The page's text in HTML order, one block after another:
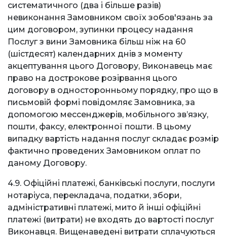
систематичного (два і більше разів)
невиконання Замовником своїх зобов'язань за
цим договором, зупинки процесу надання
Послуг з вини Замовника більш ніж на 60
(шістдесят) календарних днів з моменту
акцептування цього Договору, Виконавець має
право на дострокове розірвання цього
договору в односторонньому порядку, про що в
письмовій формі повідомляє Замовника, за
допомогою мессенджерів, мобільного зв’язку,
пошти, факсу, електронної пошти. В цьому
випадку вартість надання послуг складає розмір
фактично проведених Замовником оплат по
даному Договору.
4.9. Офіційні платежі, банківські послуги, послуги
нотаріуса, перекладача, податки, збори,
адміністративні платежі, мито й інші офіційні
платежі (витрати) не входять до вартості послуг
Виконавця. Вищенаведені витрати сплачуються